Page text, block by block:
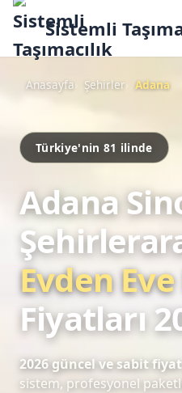
Sistemli
Anasayfa Şehirler Adana
Türkiye'nin 81 ilinde
Adana
Evden
Fiyatları
2026 güncel ve sabit
sistem, profesyonel